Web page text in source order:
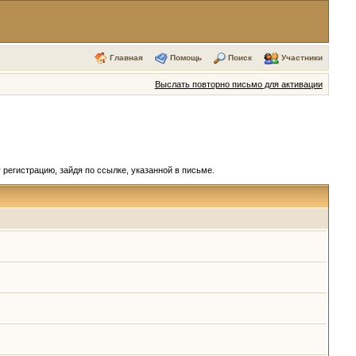
Главная Помощь Поиск Участники
Выслать повторно письмо для активации
зайдя по ссылке, указанной в письме.